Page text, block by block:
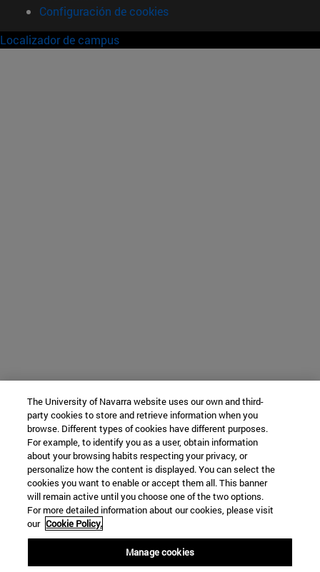
Configuración de cookies
Localizador de campus
The University of Navarra website uses our own and third-
party cookies to store and retrieve information when you
browse. Different types of cookies have different purposes.
For example, to identify you as a user, obtain information
about your browsing habits respecting your privacy, or
personalize how the content is displayed. You can select the
cookies you want to enable or accept them all. This banner
will remain active until you choose one of the two options.
For more detailed information about our cookies, please visit
our Cookie Policy.
Manage cookies